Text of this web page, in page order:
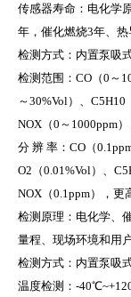
传感器寿命：电化学
年，催化燃烧3年、热
检测方式：内置泵吸
检测范围： CO （0 ～
～30%Vol ）、 C5H10
NOX （0 ～ 1000ppm
分 辨 率： CO （
O2 （0.01%Vol ）、
NOX （0.1ppm），更
检测原理：电化学、
量程、现场环境和用
检测方式：内置泵吸
温度检测： -40℃